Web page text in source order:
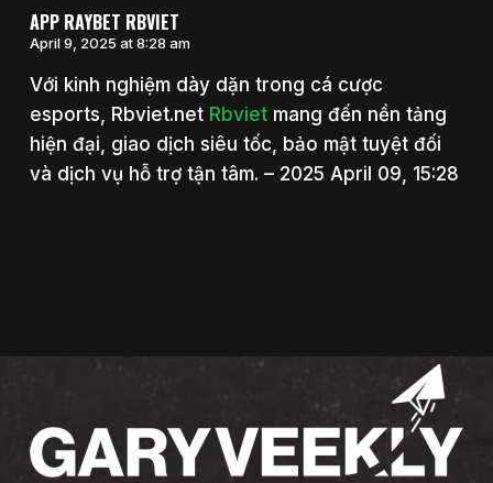
APP RAYBET RBVIET
April 9, 2025 at 8:28 am
Với kinh nghiệm dày dặn trong cá cược
esports, Rbviet.net Rbvietmang đến nền tảng
hiện đại, giao dịch siêu tốc, bảo mật tuyệt đối
và dịch vụ hỗ trợ tận tâm. – 2025 April 09, 15:28